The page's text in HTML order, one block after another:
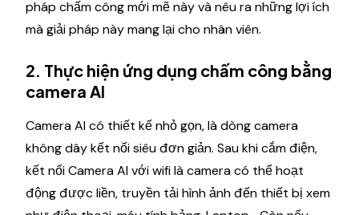
pháp chấm công mới mẽ này và nêu ra những lợi ích
mà giải pháp này mang lại cho nhân viên.
2. Thực hiện ứng dụng chấm công bằng
camera AI
Camera AI có thiết kế nhỏ gọn, là dòng camera
không dây kết nối siêu đơn giản. Sau khi cắm điện,
kết nối Camera AI với wifi là camera có thể hoạt
động được liền, truyền tải hình ảnh đến thiết bị xem